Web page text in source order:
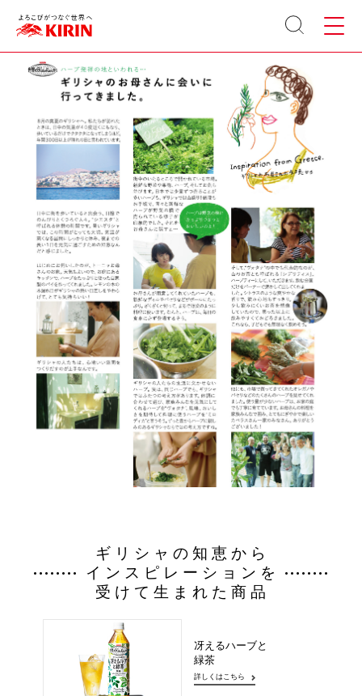
サイト
内検索
メニュ
ー
MENU
ギリシャの知恵から
インスピレーションを
受けて生まれた商品
冴えるハーブと
緑茶
詳しくはこちら